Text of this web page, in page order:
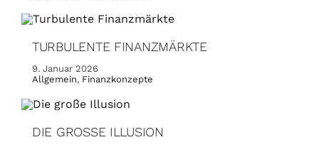
TURBULENTE FINANZMÄRKTE
9. Januar 2026
Allgemein, Finanzkonzepte
DIE GROSSE ILLUSION